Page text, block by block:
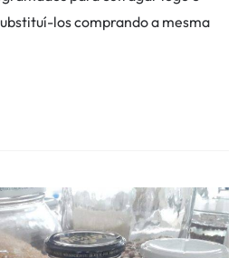
los comprando a mesma